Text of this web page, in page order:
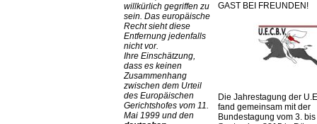
willkürlich gegriffen zu
sein. Das europäische
Recht sieht diese
Entfernung jedenfalls
nicht vor.
Ihre Einschätzung,
dass es keinen
Zusammenhang
zwischen dem Urteil
des Europäischen
Gerichtshofes vom 11.
Mai 1999 und den
GAST BEI FREUNDEN!
Die Jahrestagung der
fand gemeinsam mit der
Bundestagung vom 3. bis